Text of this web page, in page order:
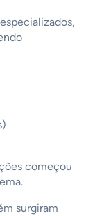
começou
surgiram